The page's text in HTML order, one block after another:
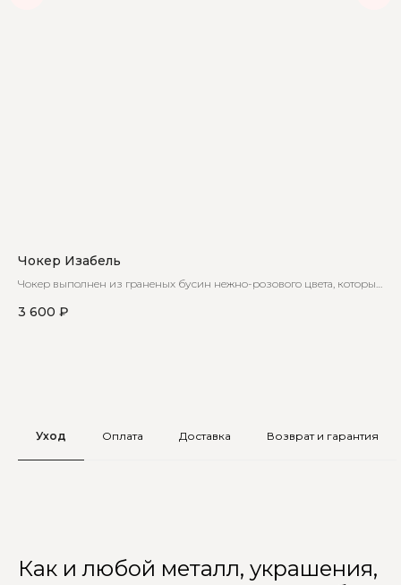
Чокер Изабель
Чокер выполнен из граненых бусин нежно-розового цвета, которые
3 600 ₽
Уход Оплата Доставка Возврат и гарантия
Как и любой металл, украшения,